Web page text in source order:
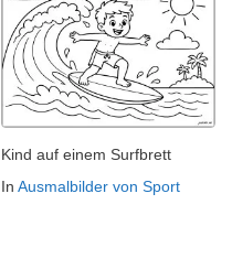
Kind auf einem Surfbrett
In Ausmalbilder von Sport